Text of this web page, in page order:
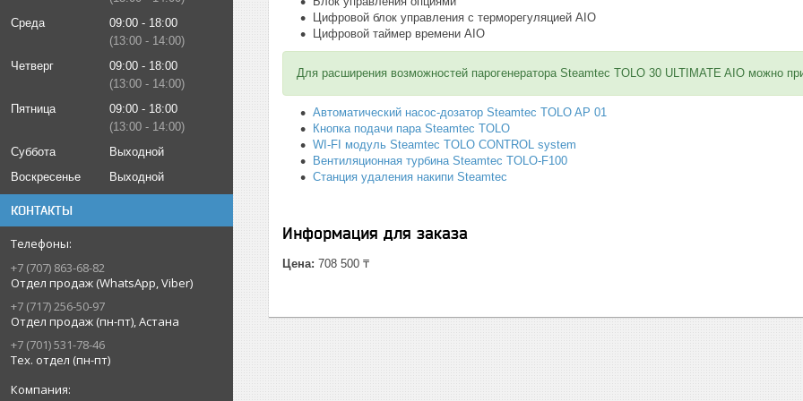
Среда
09:00
18:00
13:00
14:00
Четверг
09:00
18:00
13:00
14:00
Пятница
09:00
18:00
13:00
14:00
Суббота
Выходной
Воскресенье
Выходной
КОНТАКТЫ
+7 (707) 863-68-82
Отдел продаж (WhatsApp, Viber)
+7 (717) 256-50-97
Отдел продаж (пн-пт), Астана
+7 (701) 531-78-46
Тех. отдел (пн-пт)
Цифровой блок управления с терморегуляцией AIO
Цифровой таймер времени AIO
Для расширения возможностей парогенератора Steamtec TOLO 30 ULTIMATE AIO можно
Автоматический насос-дозатор Steamtec TOLO AP 01
Кнопка подачи пара Steamtec TOLO
WI-FI модуль Steamtec TOLO CONTROL system
Вентиляционная турбина Steamtec TOLO-F100
Станция удаления накипи Steamtec
Информация для заказа
Цена: 708 500 ₸